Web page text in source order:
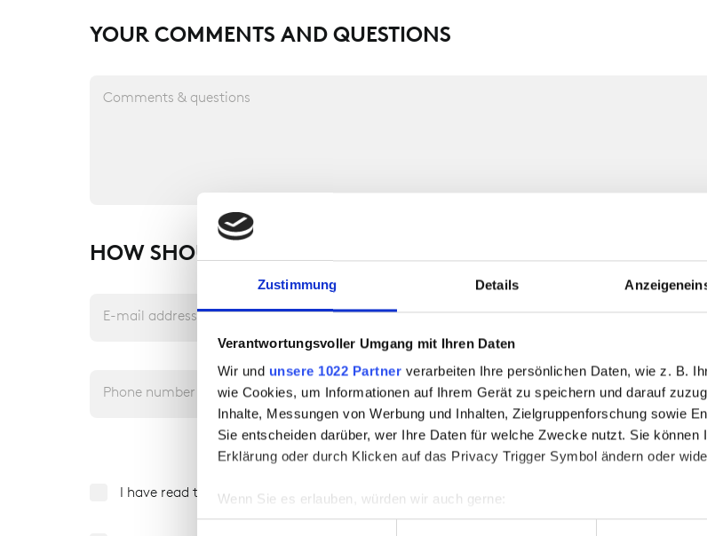
Zustimmung Details
Verantwortungsvoller Umgang mit Ihren Daten
Wir und unsere 1022 Partner verarbeiten Ihre persönlichen Daten, wie z. B.
wie Cookies, um Informationen auf Ihrem Gerät zu speichern und darauf
Inhalte, Messungen von Werbung und Inhalten, Zielgruppenforschung sowie
Sie entscheiden darüber, wer Ihre Daten für welche Zwecke nutzt. Sie
Erklärung oder durch Klicken auf das Privacy Trigger Symbol ändern oder
Wenn Sie es erlauben, würden wir auch gerne:
Informationen über Ihre geografische Lage erfassen, welche bis auf
YOUR COMMENTS AND QUESTIONS
Comments & questions
HOW SHOULD WE GET IN TOUCH WITH YOU?
E-mail address
Phone number Fax (opt.)
I have read the data protection notice (see note at the end of the form) and accept it.